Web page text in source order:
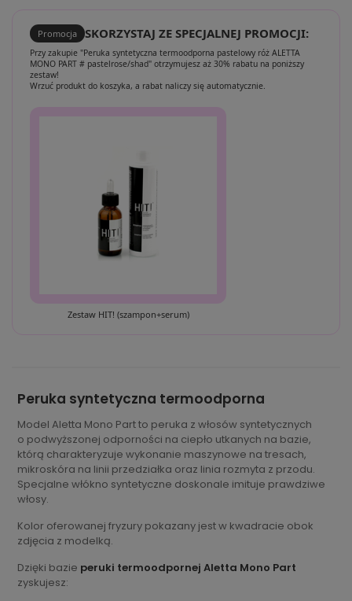
Promocja SKORZYSTAJ ZE SPECJALNEJ PROMOCJI:
Przy zakupie "Peruka syntetyczna termoodporna pastelowy róż ALETTA
MONO PART # pastelrose/shad" otrzymujesz aż 30% rabatu na poniższy
zestaw!
Wrzuć produkt do koszyka, a rabat naliczy się automatycznie.
Zestaw HIT! (szampon+serum)
Peruka syntetyczna termoodporna
Model Aletta Mono Part to peruka z włosów syntetycznych
o podwyższonej odporności na ciepło utkanych na bazie,
którą charakteryzuje wykonanie maszynowe na tresach,
mikroskóra na linii przedziałka oraz linia rozmyta z przodu.
Specjalne włókno syntetyczne doskonale imituje prawdziwe
włosy.
Kolor oferowanej fryzury pokazany jest w kwadracie obok
zdjęcia z modelką.
Dzięki bazie peruki termoodpornej Aletta Mono Part
zyskujesz: